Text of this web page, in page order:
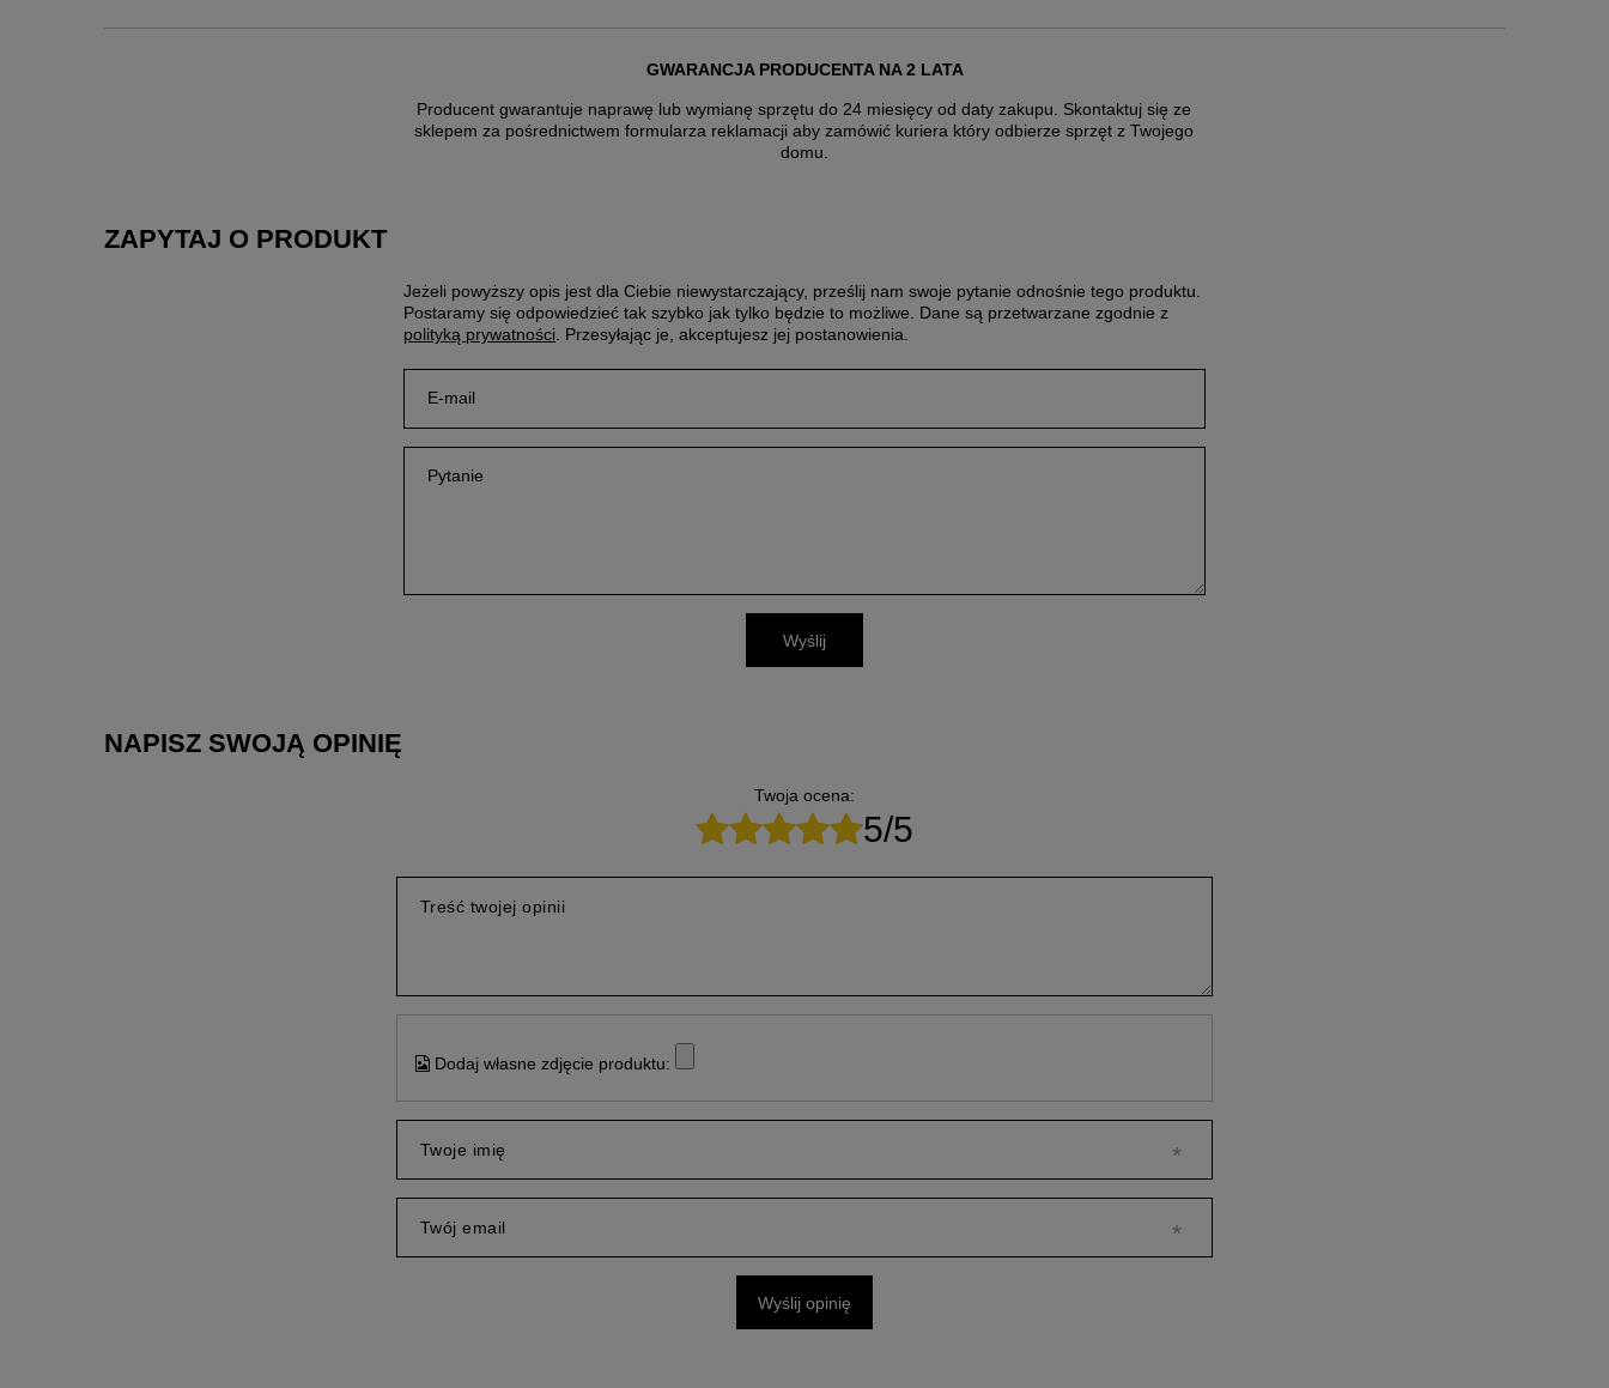
GWARANCJA PRODUCENTA NA 2 LATA
Producent gwarantuje naprawę lub wymianę sprzętu do 24 miesięcy od daty zakupu. Skontaktuj się ze
sklepem za pośrednictwem formularza reklamacji abyzamówić kuriera który odbierze sprzęt z Twojego
domu.
ZAPYTAJ O PRODUKT
Jeżeli powyższy opis jest dla Ciebie niewystarczający, prześlij nam swoje pytanie odnośnie tego produktu.
Postaramy się odpowiedzieć tak szybko jak tylko będzie to możliwe. Dane są przetwarzane zgodnie z
polityką prywatności . Przesyłając je, akceptujesz jej postanowienia.
E-mail
Pytanie
Wyślij
NAPISZ SWOJĄ OPINIĘ
Twoja ocena:
5/5
Treść twojej opinii
Dodaj własne zdjęcie produktu:
Twoje imię
Twój email
Wyślij opinię